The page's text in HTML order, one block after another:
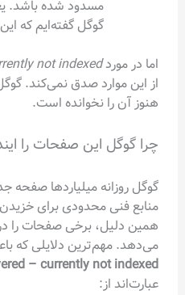
مسدود شده باشد.
گوگل گفته‌ایم که
اما در موردnot indexed
از این موارد صدق نمی‌کند.
هنوز آن را نخوانده است.
چرا گوگل این صفحات را
گوگل روزانه میلیاردها صفحه
منابع فنی محدودی برای
همین دلیل، برخی صفحات را در
می‌دهد. مهم‌ترین دلایلی که
– currently not indexed
عبارت‌اند از: